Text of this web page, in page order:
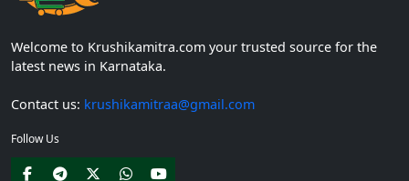
Welcome to Krushikamitra.com your trusted source for the
latest news in Karnataka.
Contact us: krushikamitraa@gmail.com
Follow Us